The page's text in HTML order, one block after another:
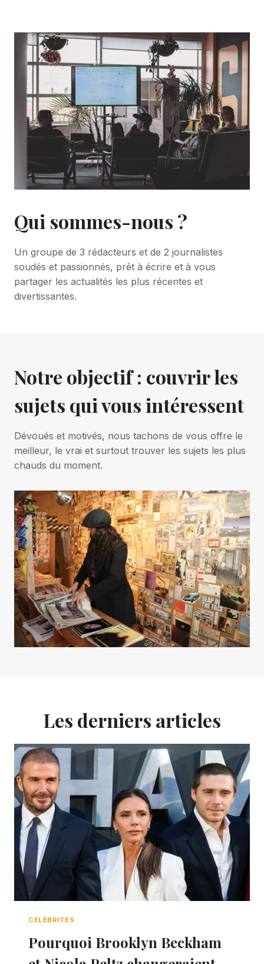
Qui sommes-nous ?
Un groupe de 3 rédacteurs et de 2 journalistes
soudés et passionnés, prêt à écrire et à vous
partager les actualités les plus récentes et
divertissantes.
Notre objectif : couvrir les
sujets qui vous intéressent
Dévoués et motivés, nous tachons de vous offre le
meilleur, le vrai et surtout trouver les sujets les plus
chauds du moment.
Les derniers articles
CÉLÉBRITÉS
Pourquoi Brooklyn Beckham